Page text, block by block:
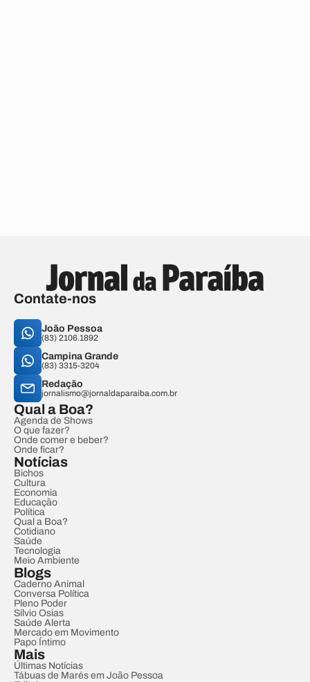
Contate-nos
João Pessoa
(83) 2106.1892
Campina Grande
(83) 3315-3204
Redação
jornalismo@jornaldaparaiba.com.br
Qual a Boa?
Agenda de Shows
O que fazer?
Onde comer e beber?
Onde ficar?
Notícias
Bichos
Cultura
Economia
Educação
Política
Qual a Boa?
Cotidiano
Saúde
Tecnologia
Meio Ambiente
Blogs
Caderno Animal
Conversa Política
Pleno Poder
Sílvio Osias
Saúde Alerta
Mercado em Movimento
Papo Íntimo
Mais
Últimas Notícias
Tábuas de Marés em João Pessoa